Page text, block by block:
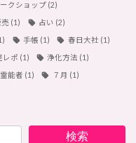
クショップ (2)
(1) 占い (2)
手帳 (1) 春日大社 (1)
レポ (1) 浄化方法 (1)
霊能者 (1) ７月 (1)
検索